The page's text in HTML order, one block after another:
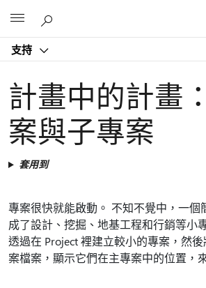
支持
計畫中的計畫
案與子專案
套用到
專案很快就能啟動。 不知不覺中，一個
成了設計、挖掘、地基工程和行銷等小
透過在 Project 裡建立較小的專案，然
案檔案，顯示它們在主專案中的位置，